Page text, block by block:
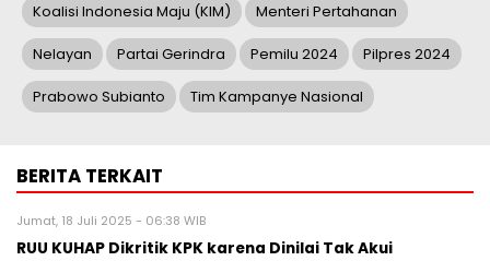
Koalisi Indonesia Maju (KIM) Menteri Pertahanan
Nelayan Partai Gerindra Pemilu 2024 Pilpres 2024
Prabowo Subianto Tim Kampanye Nasional
BERITA TERKAIT
Jumat, 18 Juli 2025 - 06:38 WIB
RUU KUHAP Dikritik KPK karena Dinilai Tak Akui